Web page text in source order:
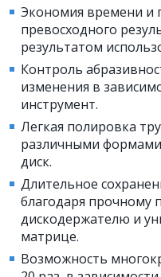
Экономия времени и
превосходного
результатом
Контроль
изменения в
инструмент.
Легкая полировка
различными
диск.
Длительное
благодаря прочному
дискодержателю и
матрице.
Возможность